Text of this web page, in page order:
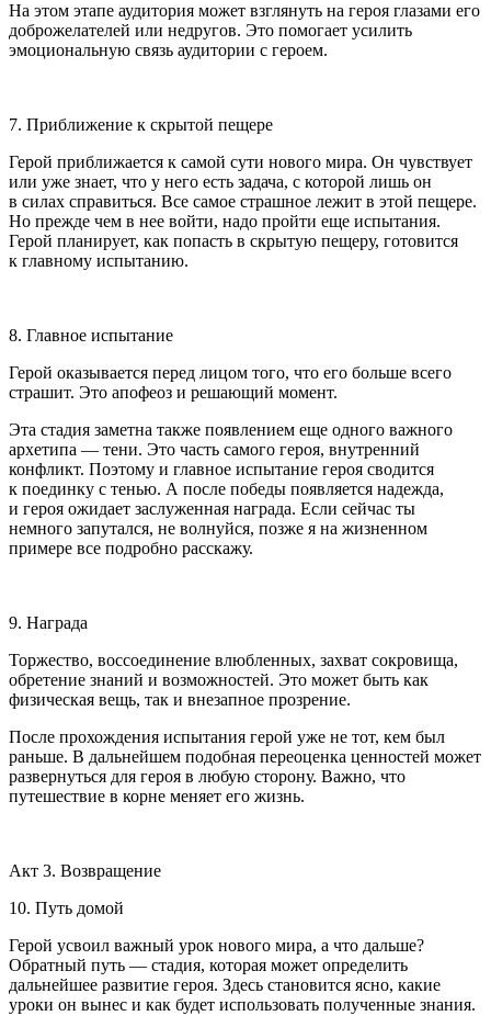
На этом этапе аудитория может взглянуть на героя глазами его
доброжелателей или недругов. Это помогает усилить
эмоциональную связь аудитории с героем.
7. Приближение к скрытой пещере
Герой приближается к самой сути нового мира. Он чувствует
или уже знает, что у него есть задача, с которой лишь он
в силах справиться. Все самое страшное лежит в этой пещере.
Но прежде чем в нее войти, надо пройти еще испытания.
Герой планирует, как попасть в скрытую пещеру, готовится
к главному испытанию.
8. Главное испытание
Герой оказывается перед лицом того, что его больше всего
страшит. Это апофеоз и решающий момент.
Эта стадия заметна также появлением еще одного важного
архетипа — тени. Это часть самого героя, внутренний
конфликт. Поэтому и главное испытание героя сводится
к поединку с тенью. А после победы появляется надежда,
и героя ожидает заслуженная награда. Если сейчас ты
немного запутался, не волнуйся, позже я на жизненном
примере все подробно расскажу.
9. Награда
Торжество, воссоединение влюбленных, захват сокровища,
обретение знаний и возможностей. Это может быть как
физическая вещь, так и внезапное прозрение.
После прохождения испытания герой уже не тот, кем был
раньше. В дальнейшем подобная переоценка ценностей может
развернуться для героя в любую сторону. Важно, что
путешествие в корне меняет его жизнь.
Акт 3. Возвращение
10. Путь домой
Герой усвоил важный урок нового мира, а что дальше?
Обратный путь — стадия, которая может определить
дальнейшее развитие героя. Здесь становится ясно, какие
уроки он вынес и как будет использовать полученные знания.